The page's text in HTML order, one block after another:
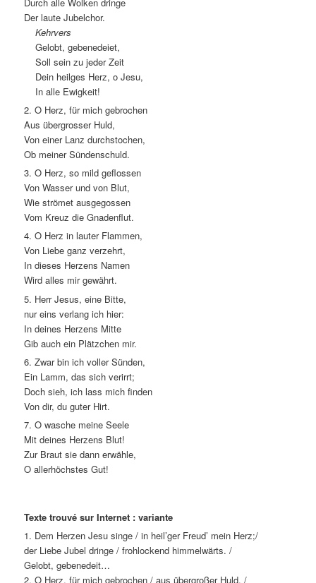
Der laute Jubelchor.
Kehrvers
Gelobt, gebenedeiet,
Soll sein zu jeder Zeit
Dein heilges Herz, o Jesu,
In alle Ewigkeit!
2. O Herz, für mich gebrochen
Aus übergrosser Huld,
Von einer Lanz durchstochen,
Ob meiner Sündenschuld.
3. O Herz, so mild geflossen
Von Wasser und von Blut,
Wie strömet ausgegossen
Vom Kreuz die Gnadenflut.
4. O Herz in lauter Flammen,
Von Liebe ganz verzehrt,
In dieses Herzens Namen
Wird alles mir gewährt.
5. Herr Jesus, eine Bitte,
nur eins verlang ich hier:
In deines Herzens Mitte
Gib auch ein Plätzchen mir.
6. Zwar bin ich voller Sünden,
Ein Lamm, das sich verirrt;
Doch sieh, ich lass mich finden
Von dir, du guter Hirt.
7. O wasche meine Seele
Mit deines Herzens Blut!
Zur Braut sie dann erwähle,
O allerhöchstes Gut!
Texte trouvé sur Internet : variante
1. Dem Herzen Jesu singe / in heil’ger Freud’ mein Herz;/
der Liebe Jubel dringe / frohlockend himmelwärts. /
Gelobt, gebenedeit…
2. O Herz, für mich gebrochen / aus übergroßer Huld, /